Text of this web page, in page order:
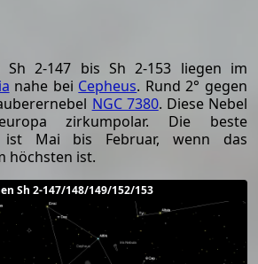
Sh 2-147 bis Sh 2-153 liegen im
nahe bei Cepheus. Rund 2° gegen
NGC 7380. Diese Nebel
zirkumpolar. Die beste
ist Mai bis Februar, wenn das
höchsten ist.
Sh 2-147/148/149/152/153